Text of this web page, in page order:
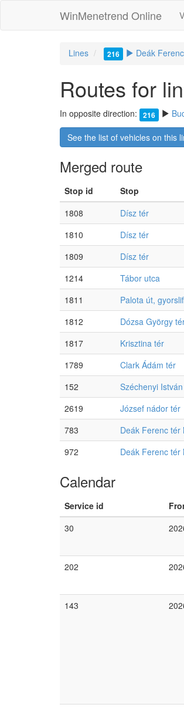
WinMenetrend Online
Lines 216 Deák
Routes for
In opposite direction: 216
See the list of vehicles on this
Merged route
Stop id Stop
1808
Dísz tér
1810
Dísz tér
1809
Dísz tér
1214
Tábor utca
1811
Palota út,
1812
Dózsa György
1817
Krisztina tér
1789
Clark Ádám tér
152
Széchenyi
2619
József nádor tér
783
Deák Ferenc tér
972
Deák Ferenc tér
Calendar
Service id
30
202
143